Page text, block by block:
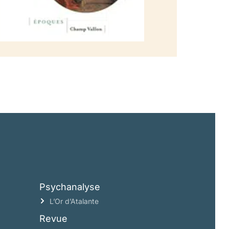
Psychanalyse
L’Or d’Atalante
Revue